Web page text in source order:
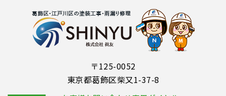
〒125-0052
東京都葛飾区柴又1-37-8